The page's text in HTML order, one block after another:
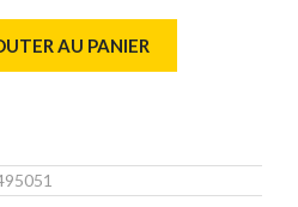
AU PANIER